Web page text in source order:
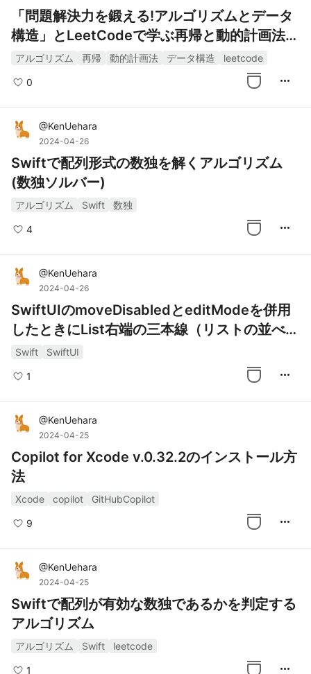
「問題解決力を鍛える!アルゴリズムとデータ
構造」とLeetCodeで学ぶ再帰と動的計画法
(メモ化)
アルゴリズム 再帰 動的計画法 データ構造 leetcode
0 more_horiz
@KenUehara
2024-04-26
Swiftで配列形式の数独を解くアルゴリズム
(数独ソルバー)
アルゴリズム Swift 数独
4 more_horiz
@KenUehara
2024-04-26
SwiftUIのmoveDisabledとeditModeを併用
したときにList右端の三本線（リストの並べ替
えハンドル）が消える現象を対策した
Swift SwiftUI
1 more_horiz
@KenUehara
2024-04-25
Copilot for Xcode v.0.32.2のインストール方
法
Xcode copilot GitHubCopilot
9 more_horiz
@KenUehara
2024-04-25
Swiftで配列が有効な数独であるかを判定する
アルゴリズム
アルゴリズム Swift leetcode
1 more_horiz